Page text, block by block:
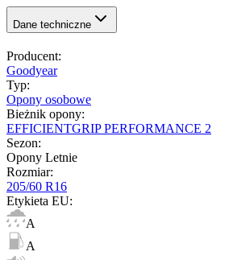
Dane techniczne
Producent:
Goodyear
Typ:
Opony osobowe
Bieżnik opony:
EFFICIENTGRIP PERFORMANCE 2
Sezon:
Opony Letnie
Rozmiar:
205/60 R16
Etykieta EU:
A
A